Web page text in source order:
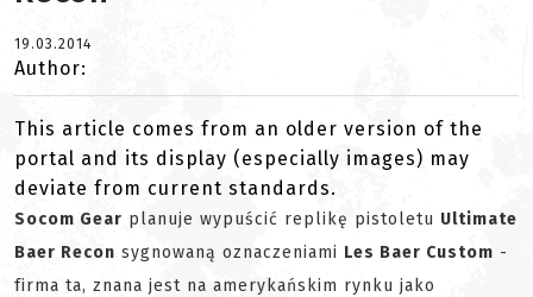
19.03.2014
Author:
This article comes from an older version of the
portal and its display (especially images) may
deviate from current standards.
Socom Gear planuje wypuścić replikę pistoletu Ultimate
Baer Recon sygnowaną oznaczeniami Les Baer Custom -
firma ta, znana jest na amerykańskim rynku jako